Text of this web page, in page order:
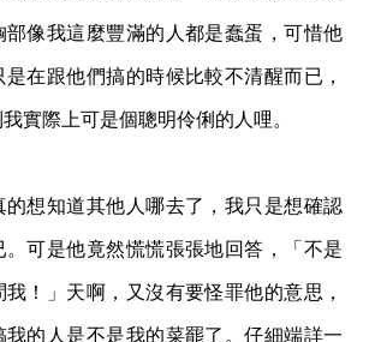
部像我這麼豐滿的人 都是蠢蛋，可惜他
在跟他們搞的時候比較不清醒而已，
我實際上可是個聰明伶俐的人哩。
的想知道其他人哪去了，我只是想確認
。可是他竟然慌慌張張地回答，「不是
！」天啊，又沒有要怪罪他的意思，
我的人是不是我的菜罷了。仔細端詳一